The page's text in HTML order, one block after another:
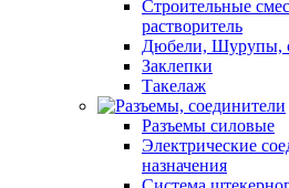
Строительные
растворитель
Дюбели, Шурупы,
Заклепки
Такелаж
Разъемы силовые
Электрические
назначения